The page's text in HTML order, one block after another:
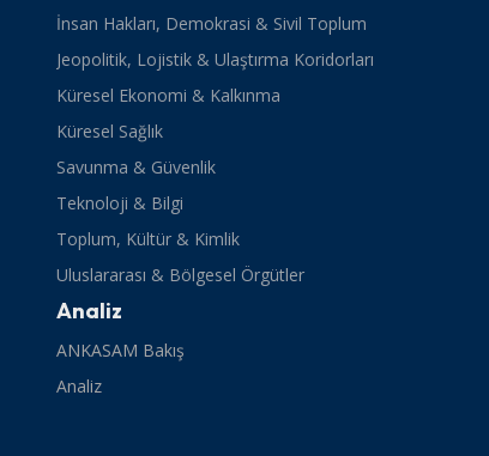
İnsan Hakları, Demokrasi & Sivil Toplum
Jeopolitik, Lojistik & Ulaştırma Koridorları
Küresel Ekonomi & Kalkınma
Küresel Sağlık
Savunma & Güvenlik
Teknoloji & Bilgi
Toplum, Kültür & Kimlik
Uluslararası & Bölgesel Örgütler
Analiz
ANKASAM Bakış
Analiz